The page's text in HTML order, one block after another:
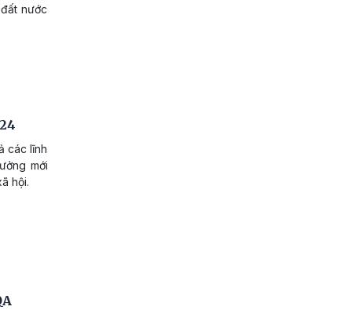
nước
các lĩnh
mới
hội.